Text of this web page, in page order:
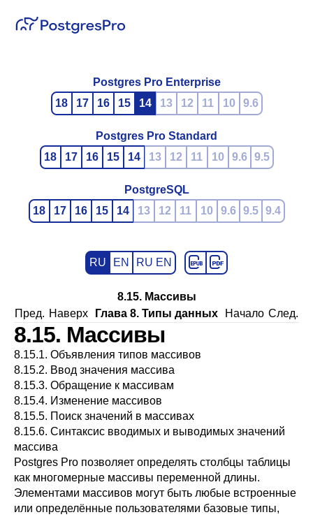
Postgres Pro Enterprise
18
17 16 15 14 13 12 11 10 9.6
Postgres Pro Standard
18
17 16 15 14 13 12 11 10 9.6 9.5
PostgreSQL
18
17 16 15 14 13 12 11 10 9.6 9.5 9.4
RU EN RU EN
8.15. Массивы
Пред. Наверх Глава 8. Типы данных Начало След.
8.15. Массивы
8.15.1. Объявления типов массивов
8.15.2. Ввод значения массива
8.15.3. Обращение к массивам
8.15.4. Изменение массивов
8.15.5. Поиск значений в массивах
8.15.6. Синтаксис вводимых и выводимых значений
массива
Postgres Pro позволяет определять столбцы таблицы
как многомерные массивы переменной длины.
Элементами массивов могут быть любые встроенные
или определённые пользователями базовые типы,